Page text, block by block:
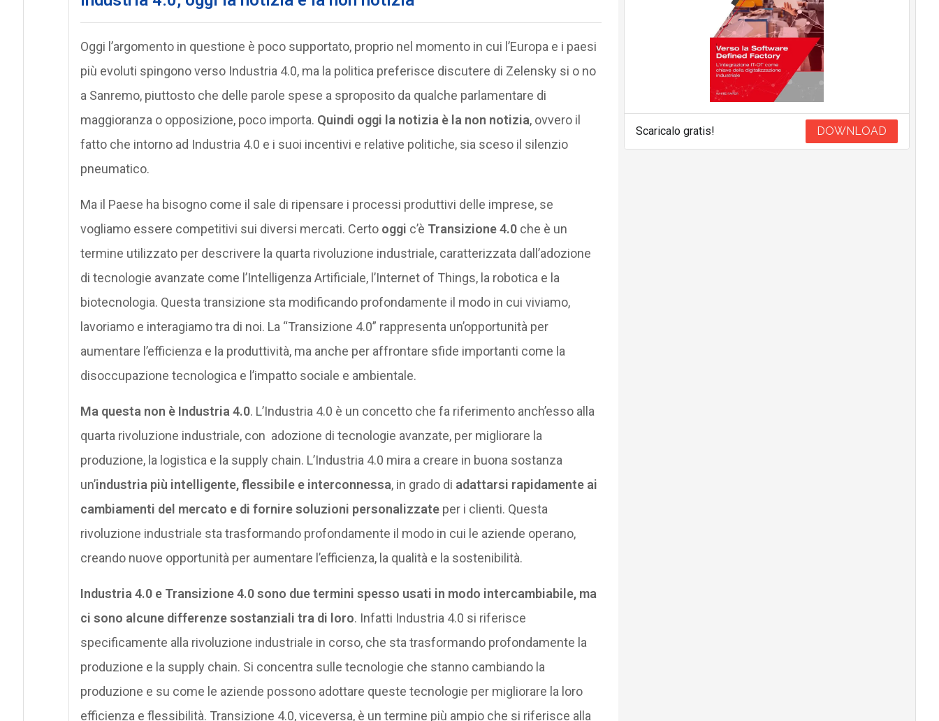
Oggi l’argomento in questione è poco supportato, proprio nel momento in cui l’Europa e i paesi
più evoluti spingono verso Industria 4.0, ma la politica preferisce discutere di Zelensky si o no
a Sanremo, piuttosto che delle parole spese a sproposito da qualche parlamentare di
maggioranza o opposizione, poco importa. Quindi oggi la notizia è la non notizia, ovvero il
fatto che intorno ad Industria 4.0 e i suoi incentivi e relative politiche, sia sceso il silenzio
pneumatico.
Ma il Paese ha bisogno come il sale di ripensare i processi produttivi delle imprese, se
vogliamo essere competitivi sui diversi mercati. Certo oggi c’è Transizione 4.0che è un
termine utilizzato per descrivere la quarta rivoluzione industriale, caratterizzata dall’adozione
di tecnologie avanzate come l’Intelligenza Artificiale, l’Internet of Things, la robotica e la
biotecnologia. Questa transizione sta modificando profondamente il modo in cui viviamo,
lavoriamo e interagiamo tra di noi. La “Transizione 4.0” rappresenta un’opportunità per
aumentare l’efficienza e la produttività, ma anche per affrontare sfide importanti come la
disoccupazione tecnologica e l’impatto sociale e ambientale.
Ma questa non è Industria 4.0. L’Industria 4.0 è un concetto che fa riferimento anch’esso alla
quarta rivoluzione industriale, con adozione di tecnologie avanzate, per migliorare la
produzione, la logistica e la supply chain. L’Industria 4.0 mira a creare in buona sostanza
un’industria più intelligente, flessibile e interconnessa, in grado di adattarsi rapidamente ai
cambiamenti del mercato e di fornire soluzioni personalizzateper i clienti. Questa
rivoluzione industriale sta trasformando profondamente il modo in cui le aziende operano,
creando nuove opportunità per aumentare l’efficienza, la qualità e la sostenibilità.
Industria 4.0 e Transizione 4.0 sono due termini spesso usati in modo intercambiabile, ma
ci sono alcune differenze sostanziali tra di loro. Infatti Industria 4.0 si riferisce
specificamente alla rivoluzione industriale in corso, che sta trasformando profondamente la
produzione e la supply chain. Si concentra sulle tecnologie che stanno cambiando la
produzione e su come le aziende possono adottare queste tecnologie per migliorare la loro
efficienza e flessibilità. Transizione 4.0, viceversa, è un termine più ampio che si riferisce alla
Scaricalo gratis! DOWNLOAD